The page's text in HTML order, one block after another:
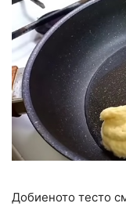
Добиеното тесто